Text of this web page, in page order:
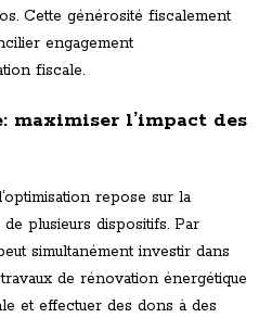
Cette générosité fiscalement
engagement
fiscale.
maximiser l’impact des
repose sur la
de plusieurs dispositifs. Par
simultanément investir dans
de rénovation énergétique
et effectuer des dons à des